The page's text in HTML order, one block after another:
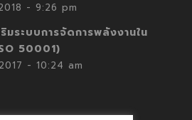
- 9:26 pm
มระบบการจัดการพลังงานใน
50001)
- 10:24 am